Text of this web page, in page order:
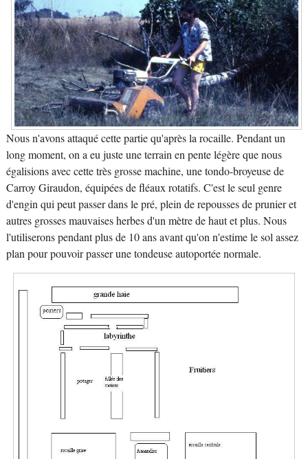
Nous n'avons attaqué cette partie qu'après la rocaille. Pendant un
long moment, on a eu juste une terrain en pente légère que nous
égalisions avec cette très grosse machine, une tondo-broyeuse de
Carroy Giraudon, équipées de fléaux rotatifs. C'est le seul genre
d'engin qui peut passer dans le pré, plein de repousses de prunier et
autres grosses mauvaises herbes d'un mètre de haut et plus. Nous
l'utiliserons pendant plus de 10 ans avant qu'on n'estime le sol assez
plan pour pouvoir passer une tondeuse autoportée normale.